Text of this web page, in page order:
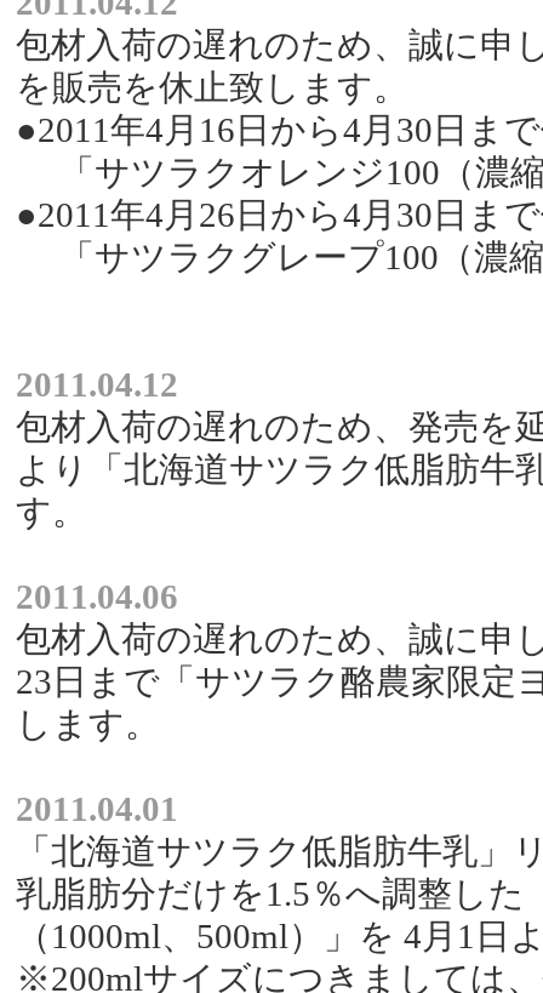
包材入荷の遅れのため、誠に申
を販売を休止致します。
●2011年4月16日から4月30日ま
「サツラクオレンジ100（濃
●2011年4月26日から4月30日ま
「サツラクグレープ100（濃
2011.04.12
包材入荷の遅れのため、発売を
より「北海道サツラク低脂肪牛
す。
2011.04.06
包材入荷の遅れのため、誠に申
23日まで「サツラク酪農家限定
します。
2011.04.01
「北海道サツラク低脂肪牛乳
乳脂肪分だけを1.5％へ調整し
（1000ml、500ml）」を 4月1
※200mlサイズにつきましては